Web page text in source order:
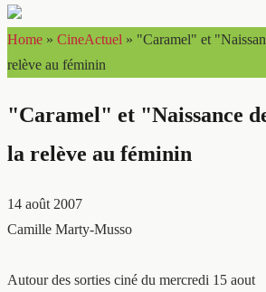
Home » CineActuel » "Caramel" et
relève au féminin
"Caramel" et "Naissance
la relève au féminin
14 août 2007
Camille Marty-Musso
Autour des sorties ciné du mercredi 15 aout